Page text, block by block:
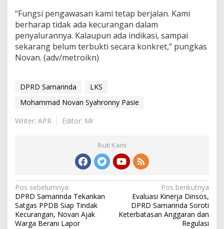
“Fungsi pengawasan kami tetap berjalan. Kami
berharap tidak ada kecurangan dalam
penyalurannya. Kalaupun ada indikasi, sampai
sekarang belum terbukti secara konkret,” pungkas
Novan. (adv/metroikn)
DPRD Samarinda
LKS
Mohammad Novan Syahronny Pasie
Writer: APR
Editor: Mr
Ikuti Kami
Navigasi
pos
Pos sebelumnya
DPRD Samarinda Tekankan
Satgas PPDB Siap Tindak
Kecurangan, Novan Ajak
Warga Berani Lapor
Pos berikutnya
Evaluasi Kinerja Dinsos,
DPRD Samarinda Soroti
Keterbatasan Anggaran dan
Regulasi